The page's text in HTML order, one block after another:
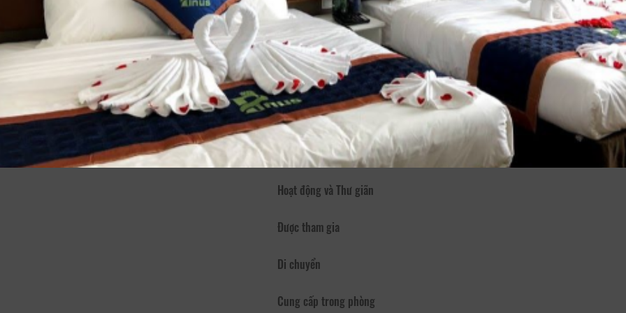
Thông Tin Chi Tiết Của Pinus Hotel
Mô tả
Pinus Hotel toạ lạc tại số 15 đường Phan Như Thạch, phường 1, thành phố
Bao gồm 20 phòng Superior Double và Deluxe Twin, trang bị giường cỡ
Cách chợ Đà_Lạt không quá 5 phút đi bộ.
Vào buổi tối đi dạo chợ đêm hay quanh quẩn bờ hồ ngắm phố phường và hít
tâm nhưng chi phí lưu trú rất bình dân nhé. Ngoài ra bạn sẽ tiết kiệm được
Dịch vụ - Tiện ích Truy cập Internet
Hoạt động và Thư giãn
Được tham gia
Di chuyển
Cung cấp trong phòng